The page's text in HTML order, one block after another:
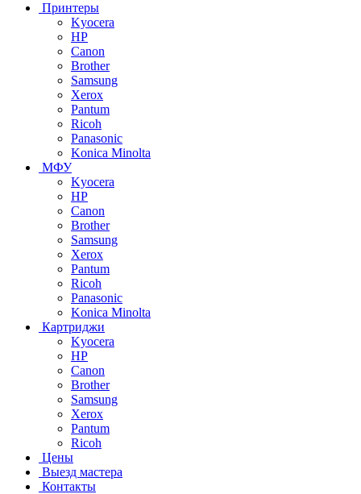
Принтеры
Kyocera
HP
Canon
Brother
Samsung
Xerox
Pantum
Ricoh
Panasonic
Konica Minolta
МФУ
Kyocera
HP
Canon
Brother
Samsung
Xerox
Pantum
Ricoh
Panasonic
Konica Minolta
Картриджи
Kyocera
HP
Canon
Brother
Samsung
Xerox
Pantum
Ricoh
Цены
Выезд мастера
Контакты